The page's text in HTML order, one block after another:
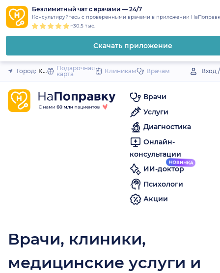
to
content
Безлимитный чат с врачами — 24/7
Консультируйтесь с проверенными врачами в приложении
~30.5 тыс.
Скачать приложение
Закрыть
Город: КохмаПодарочная
карта
Клиникам Врачам Вход
Врачи
Услуги
Диагностика
Онлайн-
консультации
ИИ-доктор
Психологи
Акции
Врачи, клиники,
медицинские услуги и